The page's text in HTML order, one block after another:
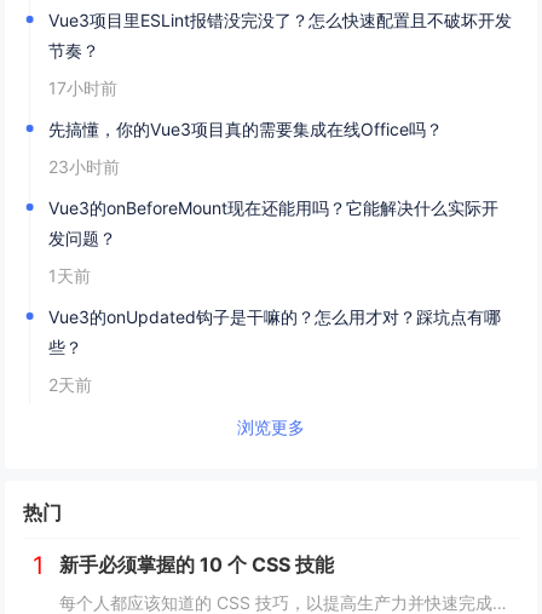
Vue3项目里ESLint报错没完没了？怎么快速配置且不破坏开发
节奏？
17小时前
先搞懂，你的Vue3项目真的需要集成在线Office吗？
23小时前
Vue3的onBeforeMount现在还能用吗？它能解决什么实际开
发问题？
1天前
Vue3的onUpdated钩子是干嘛的？怎么用才对？踩坑点有哪
些？
2天前
浏览更多
热门
1 新手必须掌握的 10 个 CSS 技能
每个人都应该知道的 CSS 技巧，以提高生产力并快速完成项目。 这里我为初学者收集了10个简单且必须知道的秘诀。 重置.css 某些浏览器对每个元素应用不同的样式，因此最好首先休息一下 CSS。 body, div, h1,h2,...